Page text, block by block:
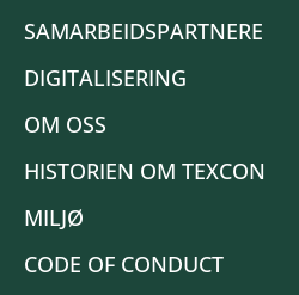
SAMARBEIDSPARTNERE
DIGITALISERING
OM OSS
HISTORIEN OM TEXCON
MILJØ
CODE OF CONDUCT